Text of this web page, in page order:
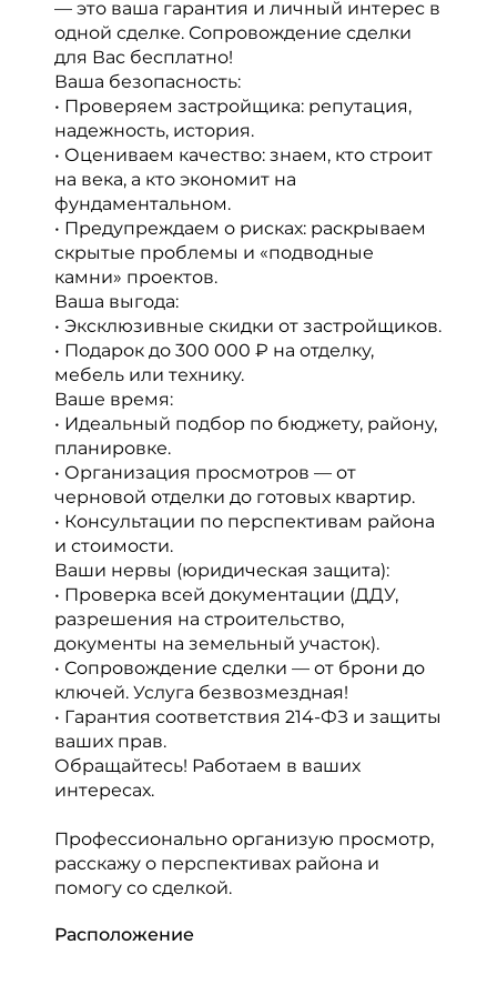
— это ваша гарантия и личный интерес в
одной сделке. Сопровождение сделки
для Вас бесплатно!
Ваша безопасность:
• Проверяем застройщика: репутация,
надежность, история.
• Оцениваем качество: знаем, кто строит
на века, а кто экономит на
фундаментальном.
• Предупреждаем о рисках: раскрываем
скрытые проблемы и «подводные
камни» проектов.
Ваша выгода:
• Эксклюзивные скидки от застройщиков.
• Подарок до 300 000 ₽ на отделку,
мебель или технику.
Ваше время:
• Идеальный подбор по бюджету, району,
планировке.
• Организация просмотров — от
черновой отделки до готовых квартир.
• Консультации по перспективам района
и стоимости.
Ваши нервы (юридическая защита):
• Проверка всей документации (ДДУ,
разрешения на строительство,
документы на земельный участок).
• Сопровождение сделки — от брони до
ключей. Услуга безвозмездная!
• Гарантия соответствия 214-ФЗ и защиты
ваших прав.
Обращайтесь! Работаем в ваших
интересах.
Профессионально организую просмотр,
расскажу о перспективах района и
помогу со сделкой.
Расположение